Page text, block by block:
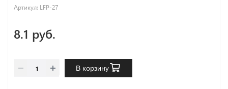
Артикул: LFP-27
8.1 руб.
В корзину